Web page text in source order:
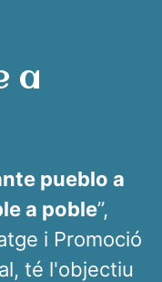
a
pueblo a
a poble”,
i Promoció
té l'objectiu